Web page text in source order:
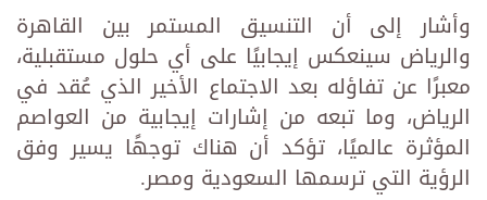
وأشار إلى أن التنسيق المستمر بين القاهرة
والرياض سينعكس إيجابيًا على أي حلول مستقبلية،
معبرًا عن تفاؤله بعد الاجتماع الأخير الذي عُقد في
الرياض، وما تبعه من إشارات إيجابية من العواصم
المؤثرة عالميًا، تؤكد أن هناك توجهًا يسير وفق
الرؤية التي ترسمها السعودية ومصر.